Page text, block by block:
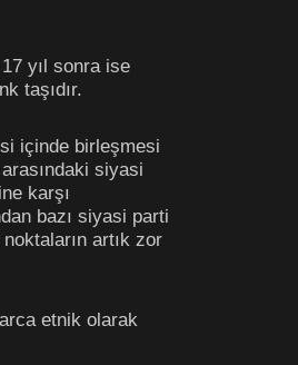
yıl sonra ise
taşıdır.
içinde birleşmesi
siyasi
karşı
bazı siyasi parti
artık zor
etnik olarak